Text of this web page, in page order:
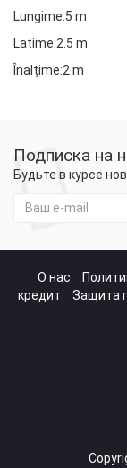
Lungime:5 m
Latime:2.5 m
Înalțime:2 m
Подписка на
Будьте в курсе
О нас
кредит
Защита